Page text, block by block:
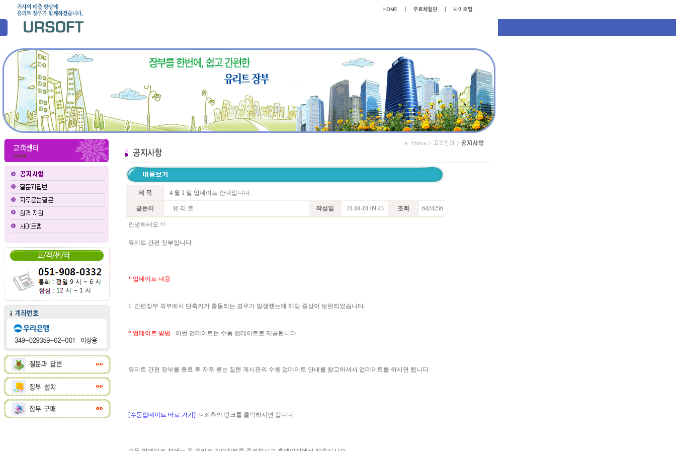
제 목 4 월 1 일 업데이트 안내입니다.
글쓴이 유 리 트 작성일 21-04-01 09:43 조회 6424256
안녕하세요 ^^
유리트 간편 장부입니다
* 업데이트 내용
1. 간편장부 외부에서 단축키가 충돌되는 경우가 발생했는데 해당 증상이 보완되었습니다.
* 업데이트 방법 - 이번 업데이트는 수동 업데이트로 제공됩니다
유리트 간편 장부를 종료 후 자주 묻는 질문 게시판의 수동 업데이트 안내를 참고하셔서 업데이트를 하시면 됩니다
[수동업데이트 바로 가기] <- 좌측의 링크를 클릭하시면 됩니다.